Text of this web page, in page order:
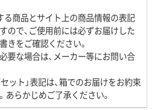
る商品とサイト上の商品情報の表記
ので、ご使用前には必ずお届けした
きをご確認ください。
要な場合は、メーカー等にお問い合
ット」表記は、箱でのお届けをお約束
あらかじめご了承ください。